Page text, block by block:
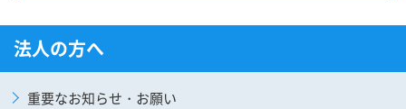
法人の方へ
重要なお知らせ・お願い